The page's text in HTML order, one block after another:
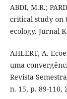
ABDI, M.R.;
critical study on
ecology. Jurnal
AHLERT, A.
uma
Revista
n. 15, p. 89-110,